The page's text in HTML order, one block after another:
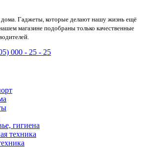
Гаджеты, которые делают нашу жизнь ещё
магазине подобраны только качественные
000 - 25 - 25
гигиена
техника